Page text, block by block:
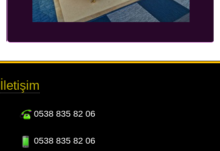
İletişim
0538 835 82 06
0538 835 82 06